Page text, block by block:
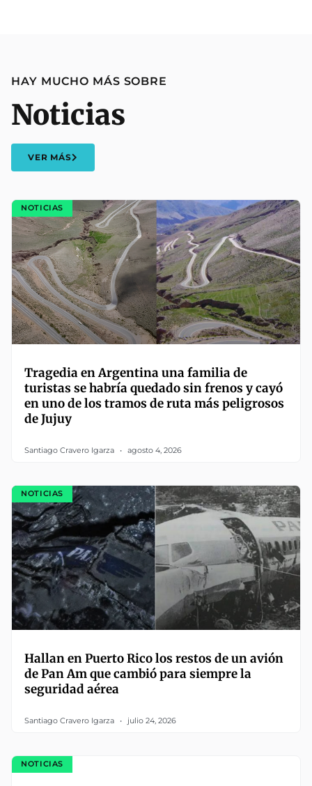
HAY MUCHO MÁS SOBRE
Noticias
VER MÁS
NOTICIAS
Tragedia en Argentina una familia de
turistas se habría quedado sin frenos y cayó
en uno de los tramos de ruta más peligrosos
de Jujuy
Santiago Cravero Igarza agosto 4, 2026
NOTICIAS
Hallan en Puerto Rico los restos de un avión
de Pan Am que cambió para siempre la
seguridad aérea
Santiago Cravero Igarza julio 24, 2026
NOTICIAS